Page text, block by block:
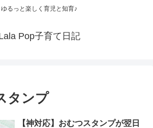
ゆるっと楽しく育児と知育♪
Pop子育て日記
タンプ
【神対応】おむつスタンプが翌日